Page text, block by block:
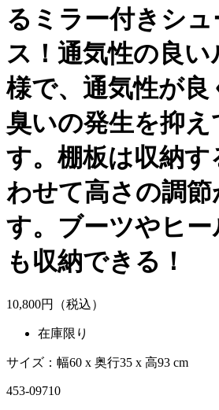
るミラー付きシ
ス！通気性の良
様で、通気性が良
臭いの発生を抑え
す。棚板は収納
わせて高さの調節
す。ブーツやヒ
も収納できる！
10,800円（税込）
在庫限り
⁡サイズ：幅60 x 奥行35 x 高93 cm
453-09710